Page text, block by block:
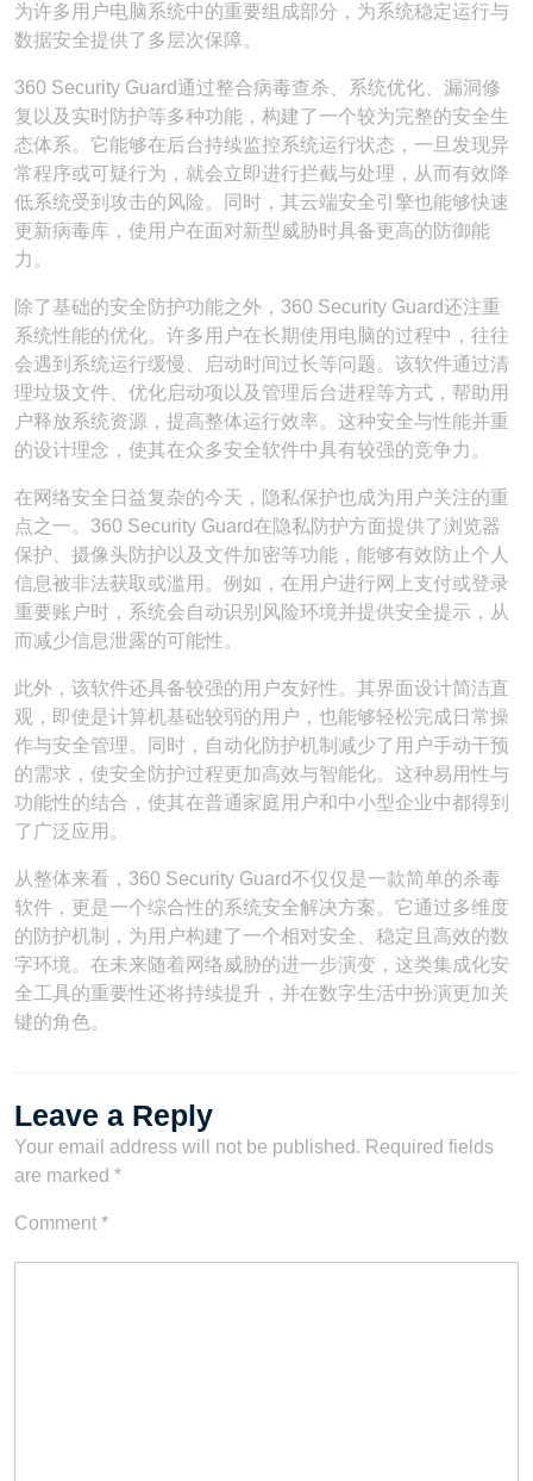
为许多用户电脑系统中的重要组成部分，为系统稳定运行与
数据安全提供了多层次保障。
360 Security Guard通过整合病毒查杀、系统优化、漏洞修
复以及实时防护等多种功能，构建了一个较为完整的安全生
态体系。它能够在后台持续监控系统运行状态，一旦发现异
常程序或可疑行为，就会立即进行拦截与处理，从而有效降
低系统受到攻击的风险。同时，其云端安全引擎也能够快速
更新病毒库，使用户在面对新型威胁时具备更高的防御能
力。
除了基础的安全防护功能之外，360 Security Guard还注重
系统性能的优化。许多用户在长期使用电脑的过程中，往往
会遇到系统运行缓慢、启动时间过长等问题。该软件通过清
理垃圾文件、优化启动项以及管理后台进程等方式，帮助用
户释放系统资源，提高整体运行效率。这种安全与性能并重
的设计理念，使其在众多安全软件中具有较强的竞争力。
在网络安全日益复杂的今天，隐私保护也成为用户关注的重
点之一。360 Security Guard在隐私防护方面提供了浏览器
保护、摄像头防护以及文件加密等功能，能够有效防止个人
信息被非法获取或滥用。例如，在用户进行网上支付或登录
重要账户时，系统会自动识别风险环境并提供安全提示，从
而减少信息泄露的可能性。
此外，该软件还具备较强的用户友好性。其界面设计简洁直
观，即使是计算机基础较弱的用户，也能够轻松完成日常操
作与安全管理。同时，自动化防护机制减少了用户手动干预
的需求，使安全防护过程更加高效与智能化。这种易用性与
功能性的结合，使其在普通家庭用户和中小型企业中都得到
了广泛应用。
从整体来看，360 Security Guard不仅仅是一款简单的杀毒
软件，更是一个综合性的系统安全解决方案。它通过多维度
的防护机制，为用户构建了一个相对安全、稳定且高效的数
字环境。在未来随着网络威胁的进一步演变，这类集成化安
全工具的重要性还将持续提升，并在数字生活中扮演更加关
键的角色。
Leave a Reply
Your email address will not be published. Required fields
are marked *
Comment *